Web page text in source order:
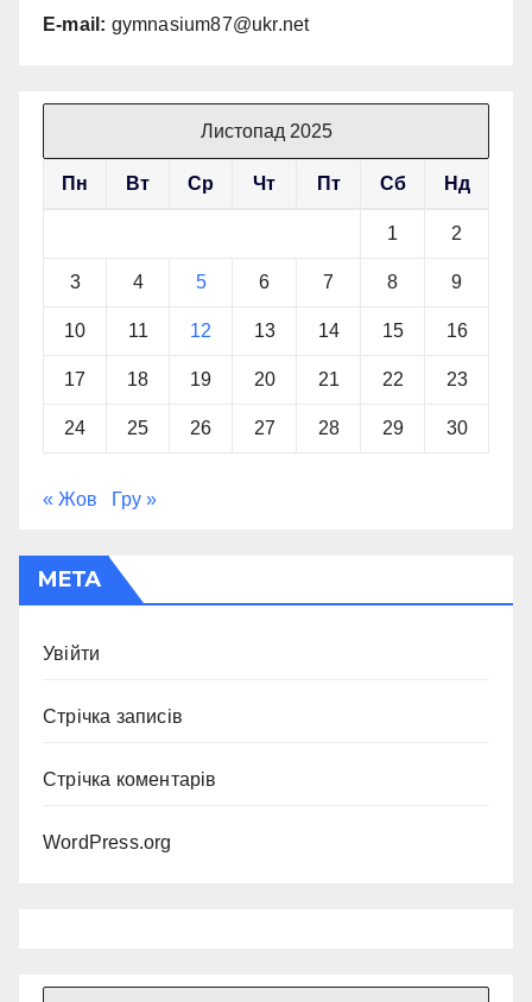
E-mail: gymnasium87@ukr.net
Листопад 2025
Пн Вт Ср Чт Пт Сб Нд
1 2
3 4 5 6 7 8 9
10 11 12 13 14 15 16
17 18 19 20 21 22 23
24 25 26 27 28 29 30
« Жов Гру »
МЕТА
Увійти
Стрічка записів
Стрічка коментарів
WordPress.org